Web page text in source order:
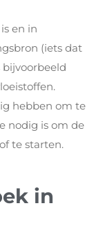
en in
(iets dat
bijvoorbeeld
hebben om te
nodig is om de
te starten.
in